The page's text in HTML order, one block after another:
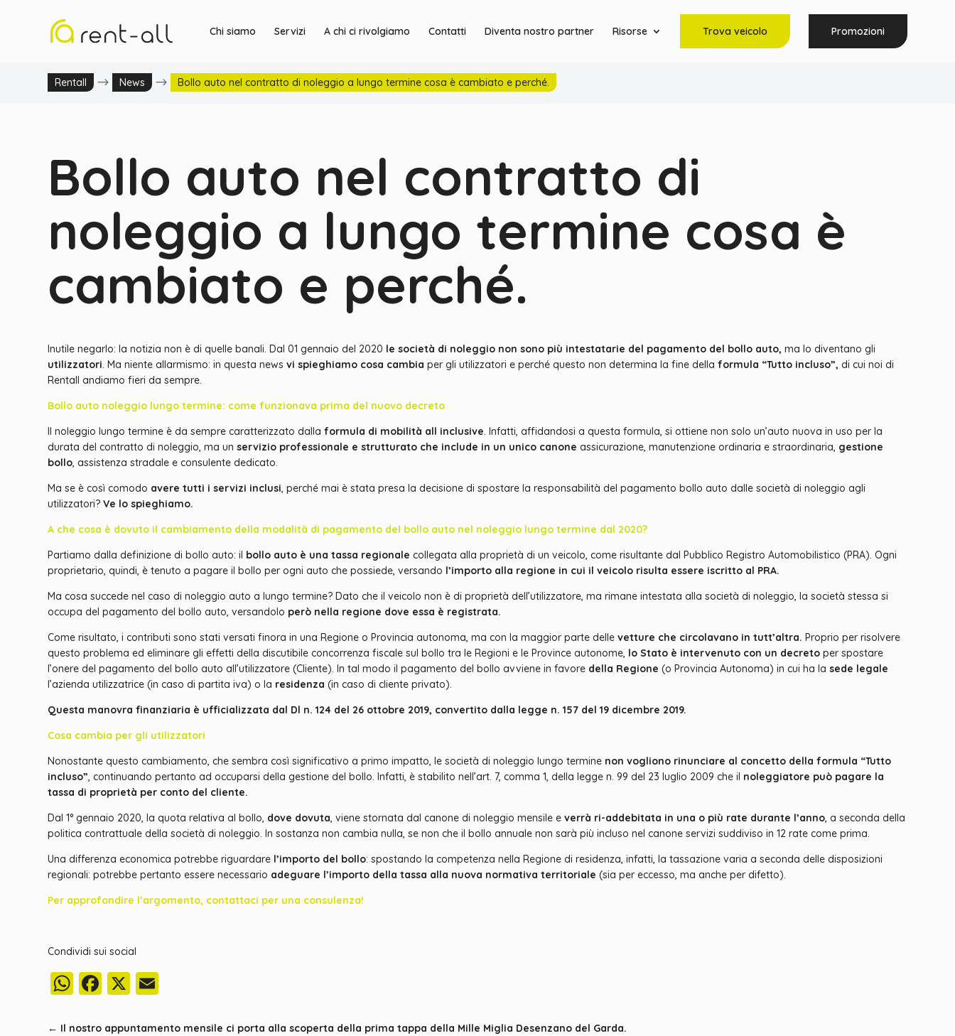
Chi siamo Servizi A chi ci rivolgiamo Contatti Diventa nostro partner Risorse Trova veicolo Promozioni
Rentall $ News $ Bollo auto nel contratto di noleggio a lungo termine cosa è cambiato e perché.
Bollo auto nel contratto di
noleggio a lungo termine cosa è
cambiato e perché.
Inutile negarlo: la notizia non è di quelle banali. Dal 01 gennaio del 2020 le società di noleggio non sono più intestatarie del pagamento del bollo auto, ma lo diventano gli
utilizzatori. Ma niente allarmismo: in questa newsvi spieghiamo cosa cambia per gli utilizzatori e perché questo non determina la fine dellaformula “Tutto incluso”, di cui noi di
Rentall andiamo fieri da sempre.
Bollo auto noleggio lungo termine: come funzionava prima del nuovo decreto
Il noleggio lungo termine è da sempre caratterizzato dallaformula di mobilità all inclusive. Infatti, affidandosi a questa formula, si ottiene non solo un’auto nuova in uso per la
durata del contratto di noleggio, ma unservizio professionale e strutturato che include in un unico canone assicurazione, manutenzione ordinaria e straordinaria, gestione
bollo, assistenza stradale e consulente dedicato.
Ma se è così comodo avere tutti i servizi inclusi, perché mai è stata presa la decisione di spostare la responsabilità del pagamento bollo auto dalle società di noleggio agli
utilizzatori?Ve lo spieghiamo.
A che cosa è dovuto il cambiamento della modalità di pagamento del bollo auto nel noleggio lungo termine dal 2020?
Partiamo dalla definizione di bollo auto: il bollo auto è una tassa regionale collegata alla proprietà di un veicolo, come risultante dal Pubblico Registro Automobilistico (PRA). Ogni
proprietario, quindi, è tenuto a pagare il bollo per ogni auto che possiede, versando l’importo alla regione in cui il veicolo risulta essere iscritto al PRA.
Ma cosa succede nel caso di noleggio auto a lungo termine? Dato che il veicolo non è di proprietà dell’utilizzatore, ma rimane intestata alla società di noleggio, la società stessa si
occupa del pagamento del bollo auto, versandolo però nella regione dove essa è registrata.
Come risultato, i contributi sono stati versati finora in una Regione o Provincia autonoma, ma con la maggior parte dellevetture che circolavano in tutt’altra. Proprio per risolvere
questo problema ed eliminare gli effetti della discutibile concorrenza fiscale sul bollo tra le Regioni e le Province autonome, lo Stato è intervenuto con un decreto per spostare
l’onere del pagamento del bollo auto all’utilizzatore (Cliente). In tal modo il pagamento del bollo avviene in favore della Regione (o Provincia Autonoma) in cui ha lasede legale
l’azienda utilizzatrice (in caso di partita iva) o la residenza (in caso di cliente privato).
Questa manovra finanziaria è ufficializzata dal Dl n. 124 del 26 ottobre 2019, convertito dalla legge n. 157 del 19 dicembre 2019.
Cosa cambia per gli utilizzatori
Nonostante questo cambiamento, che sembra così significativo a primo impatto, le società di noleggio lungo termine non vogliono rinunciare al concetto della formula “Tutto
incluso”, continuando pertanto ad occuparsi della gestione del bollo. Infatti, è stabilito nell’art. 7, comma 1, della legge n. 99 del 23 luglio 2009 che il noleggiatore può pagare la
tassa di proprietà per conto del cliente.
Dal 1° gennaio 2020, la quota relativa al bollo, dove dovuta, viene stornata dal canone di noleggio mensile everrà ri-addebitata in una o più rate durante l’anno, a seconda della
politica contrattuale della società di noleggio. In sostanza non cambia nulla, se non che il bollo annuale non sarà più incluso nel canone servizi suddiviso in 12 rate come prima.
Una differenza economica potrebbe riguardare l’importo del bollo: spostando la competenza nella Regione di residenza, infatti, la tassazione varia a seconda delle disposizioni
regionali: potrebbe pertanto essere necessario adeguare l’importo della tassa alla nuova normativa territoriale (sia per eccesso, ma anche per difetto).
Per approfondire l’argomento, contattaci per una consulenza!
Condividi sui social
WhatsApp
Facebook
X
← Il nostro appuntamento mensile ci porta alla scoperta della prima tappa della Mille Miglia Desenzano del Garda.